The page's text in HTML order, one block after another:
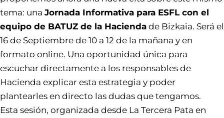
tema: una Jornada Informativa para ESFL con el
equipo de BATUZ de la Hacienda de Bizkaia. Será el
16 de Septiembre de 10 a 12 de la mañana y en
formato online. Una oportunidad única para
escuchar directamente a los responsables de
Hacienda explicar esta estrategia y poder
plantearles en directo las dudas que tengamos.
Esta sesión, organizada desde La Tercera Pata en